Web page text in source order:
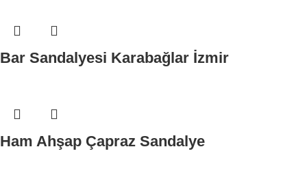
Bar Sandalyesi Karabağlar İzmir
Ham Ahşap Çapraz Sandalye